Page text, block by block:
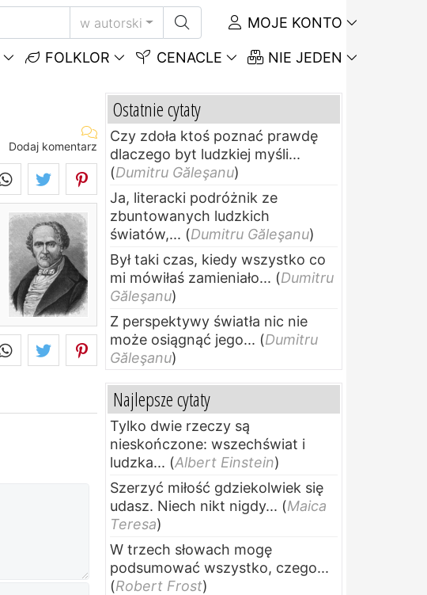
w autorski MOJE KONTO
FOLKLOR CENACLE NIE JEDEN
Dodaj komentarz
Ostatnie cytaty
Czy zdoła ktoś poznać prawdę
dlaczego byt ludzkiej myśli...
(Dumitru Găleşanu)
Ja, literacki podróżnik ze
zbuntowanych ludzkich
światów,... (Dumitru Găleşanu)
Był taki czas, kiedy wszystko co
mi mówiłaś zamieniało... (Dumitru
Găleşanu)
Z perspektywy światła nic nie
może osiągnąć jego... (Dumitru
Găleşanu)
Najlepsze cytaty
Tylko dwie rzeczy są
nieskończone: wszechświat i
ludzka... (Albert Einstein)
Szerzyć miłość gdziekolwiek się
udasz. Niech nikt nigdy... (Maica
Teresa)
W trzech słowach mogę
podsumować wszystko, czego...
(Robert Frost)